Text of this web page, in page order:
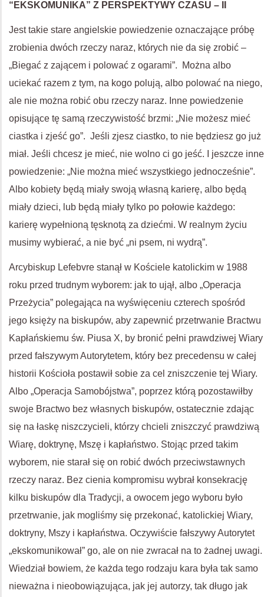
“EKSKOMUNIKA” Z PERSPEKTYWY CZASU – II
Jest takie stare angielskie powiedzenie oznaczające próbę
zrobienia dwóch rzeczy naraz, których nie da się zrobić –
„Biegać z zającem i polować z ogarami”. Można albo
uciekać razem z tym, na kogo polują, albo polować na niego,
ale nie można robić obu rzeczy naraz. Inne powiedzenie
opisujące tę samą rzeczywistość brzmi: „Nie możesz mieć
ciastka i zjeść go”. Jeśli zjesz ciastko, to nie będziesz go już
miał. Jeśli chcesz je mieć, nie wolno ci go jeść. I jeszcze inne
powiedzenie: „Nie można mieć wszystkiego jednocześnie”.
Albo kobiety będą miały swoją własną karierę, albo będą
miały dzieci, lub będą miały tylko po połowie każdego:
karierę wypełnioną tęsknotą za dziećmi. W realnym życiu
musimy wybierać, a nie być „ni psem, ni wydrą”.
Arcybiskup Lefebvre stanął w Kościele katolickim w 1988
roku przed trudnym wyborem: jak to ujął, albo „Operacja
Przeżycia” polegająca na wyświęceniu czterech spośród
jego księży na biskupów, aby zapewnić przetrwanie Bractwu
Kapłańskiemu św. Piusa X, by bronić pełni prawdziwej Wiary
przed fałszywym Autorytetem, który bez precedensu w całej
historii Kościoła postawił sobie za cel zniszczenie tej Wiary.
Albo „Operacja Samobójstwa”, poprzez którą pozostawiłby
swoje Bractwo bez własnych biskupów, ostatecznie zdając
się na łaskę niszczycieli, którzy chcieli zniszczyć prawdziwą
Wiarę, doktrynę, Mszę i kapłaństwo. Stojąc przed takim
wyborem, nie starał się on robić dwóch przeciwstawnych
rzeczy naraz. Bez cienia kompromisu wybrał konsekrację
kilku biskupów dla Tradycji, a owocem jego wyboru było
przetrwanie, jak mogliśmy się przekonać, katolickiej Wiary,
doktryny, Mszy i kapłaństwa. Oczywiście fałszywy Autorytet
„ekskomunikował” go, ale on nie zwracał na to żadnej uwagi.
Wiedział bowiem, że każda tego rodzaju kara była tak samo
nieważna i nieobowiązująca, jak jej autorzy, tak długo jak